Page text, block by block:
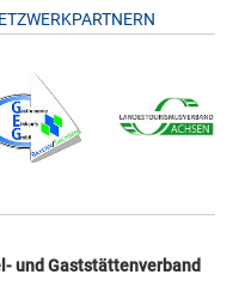
und Gaststättenverband